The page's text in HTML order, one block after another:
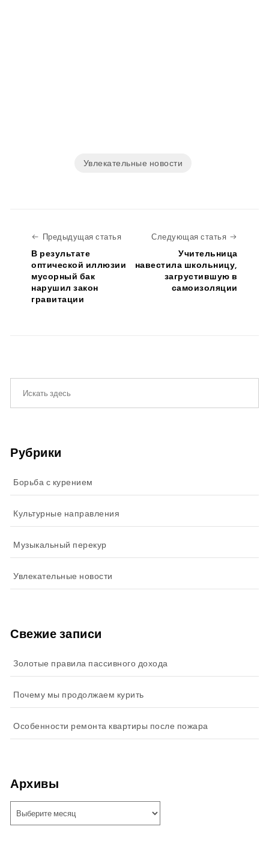
Увлекательные новости
Предыдущая статьяПредыдущая статья
В результате
оптической иллюзии
мусорный бак
нарушил закон
гравитации
Следующая статья
Учительница
навестила школьницу,
загрустившую в
самоизоляции
Рубрики
Борьба с курением
Культурные направления
Музыкальный перекур
Увлекательные новости
Свежие записи
Золотые правила пассивного дохода
Почему мы продолжаем курить
Особенности ремонта квартиры после пожара
Архивы